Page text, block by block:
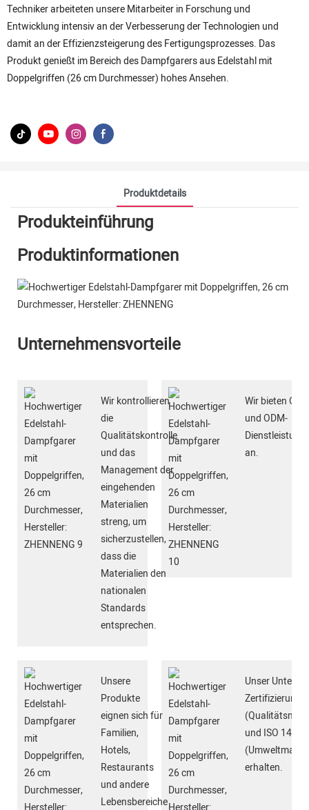
Techniker arbeiteten unsere Mitarbeiter in Forschung und
Entwicklung intensiv an der Verbesserung der Technologien und
damit an der Effizienzsteigerung des Fertigungsprozesses. Das
Produkt genießt im Bereich des Dampfgarers aus Edelstahl mit
Doppelgriffen (26 cm Durchmesser) hohes Ansehen.
Produktdetails
Produkteinführung
Produktinformationen
Unternehmensvorteile
Wir kontrollieren
die
Qualitätskontrolle
und das
Management der
eingehenden
Materialien
streng, um
sicherzustellen,
dass die
Materialien den
nationalen
Standards
entsprechen.
Wir bieten
und ODM-
an.
Unsere
Produkte
eignen sich für
Familien,
Hotels,
Restaurants
und andere
Lebensbereiche
Unser
Zertifizierung
und ISO 14001
erhalten.